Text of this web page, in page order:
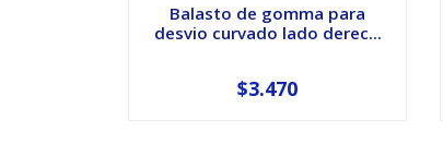
Balasto de gomma para
desvio curvado lado derec...
$3.470